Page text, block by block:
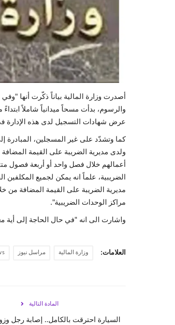
أصدرت وزارة المالية بياناً ذكّرت أنها
عرض شهادات التسجيل لدى هذه الإدارة
كما وتشدّد على غير المسجلين، المبادرة
ولدى مديرية الضريبة على القيمة
أعمالهم خلال فصل واحد أو أربعة فصول
الضريبية، علماً انه يمكن لجميع
مراكز الوحدات الضريبية".
واشارت الى انه "في حال الحاجة إلى أية
العلامات: وزارة المالية مراسل نيوز
المادة التالية
السيارة احترقت بالكامل.. إصابة رجل